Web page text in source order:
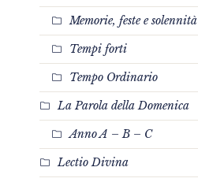
Memorie, feste e solennità
Tempi forti
Tempo Ordinario
La Parola della Domenica
Anno A – B – C
Lectio Divina